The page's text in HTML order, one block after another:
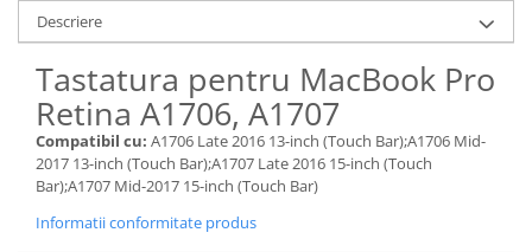
iPhone 16
iPhone 15
iPhone 14 Pro Max
iPhone 14 Pro
Descriere
Tastatura pentru MacBook Pro
Retina A1706, A1707
Compatibil cu: A1706 Late 2016 13-inch (Touch Bar);A1706 Mid-
2017 13-inch (Touch Bar);A1707 Late 2016 15-inch (Touch
Bar);A1707 Mid-2017 15-inch (Touch Bar)
Informatii conformitate produs